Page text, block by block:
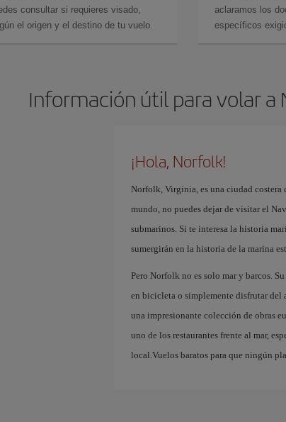
consultar si requieres visado,
el origen y el destino de tu vuelo.
aclaramos los
específicos
Información útil para volar a
¡Hola, Norfolk!
Norfolk, Virginia, es una ciudad costera
mundo, no puedes dejar de visitar el
submarinos. Si te interesa la historia
sumergirán en la historia de la marina
Pero Norfolk no es solo mar y barcos.
en bicicleta o simplemente disfrutar del
una impresionante colección de obras
uno de los restaurantes frente al mar,
local.Vuelos baratos para que ningún